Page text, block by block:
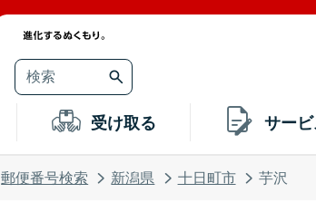
受け取る サー
郵便番号検索 新潟県 十日町市 芋沢